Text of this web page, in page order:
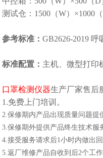
测试仓：1500（W）×1000
参考标准： GB2626-2019
标准配置： 主机、微型打印
口罩检测仪器生产厂家售后
1.免费上门培训。
2.保修期内产品出现质量问题提
3.保修期外提供产品终生技术服
4.接受服务请求后1小时内做出
5.返厂维修产品自收到后2个工